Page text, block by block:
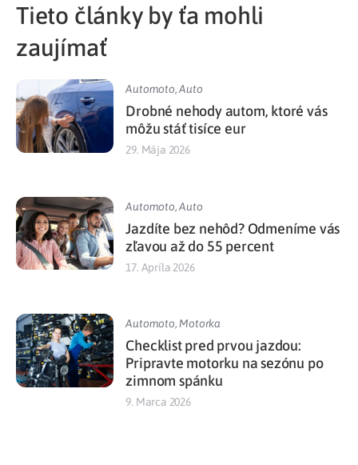
Tieto články by ťa mohli
zaujímať
Automoto,Auto
Drobné nehody autom, ktoré vás
môžu stáť tisíce eur
29. Mája 2026
Automoto,Auto
Jazdíte bez nehôd? Odmeníme vás
zľavou až do 55 percent
17. Apríla 2026
Automoto,Motorka
Checklist pred prvou jazdou:
Pripravte motorku na sezónu po
zimnom spánku
9. Marca 2026